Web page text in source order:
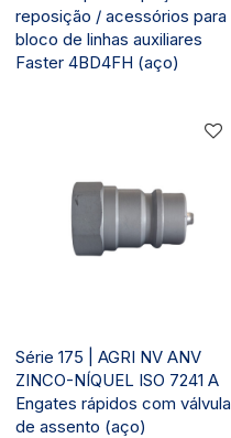
reposição / acessórios para
bloco de linhas auxiliares
Faster 4BD4FH (aço)
Série 175 | AGRI NV ANV
ZINCO-NÍQUEL ISO 7241 A
Engates rápidos com válvula
de assento (aço)